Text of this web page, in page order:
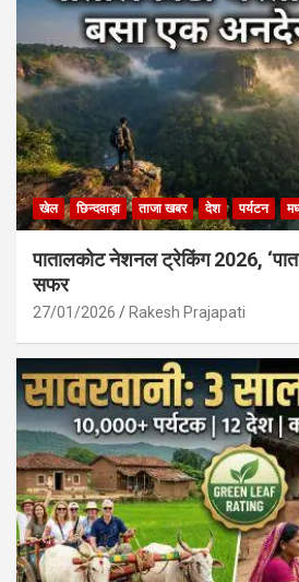
खेल छिन्दवाड़ा ताजा खबर देश पर्यटन
पातालकोट नेशनल ट्रेकिंग 2026,
सफर
27/01/2026 Rakesh Prajapati